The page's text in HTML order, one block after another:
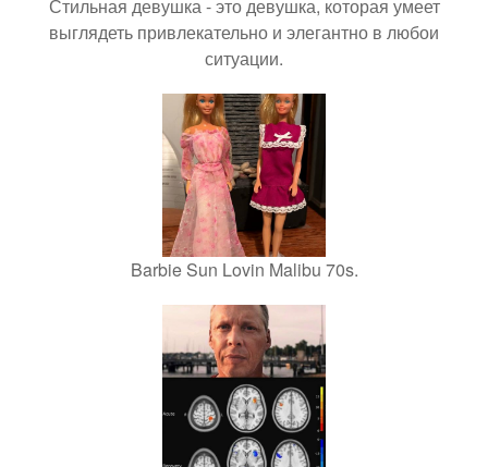
Стильная девушка - это девушка, которая умеет
выглядеть привлекательно и элегантно в любои
ситуации.
Barbie Sun Lovin Malibu 70s.